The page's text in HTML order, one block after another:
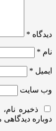
دیدگاه *
نام *
ایمیل *
وب‌ سایت
ذخیره
دوباره